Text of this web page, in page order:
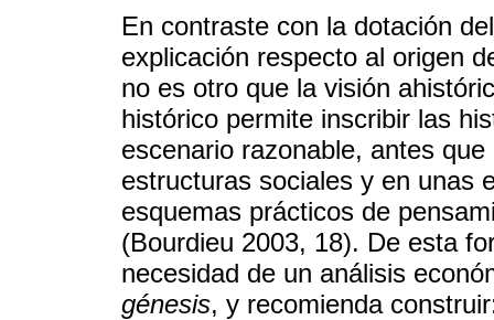
En contraste con la dotación
explicación respecto al origen
no es otro que la visión
histórico permite inscribir las
escenario razonable, antes
estructuras sociales y en unas
esquemas prácticos de
(Bourdieu 2003, 18). De esta
necesidad de un análisis
génesis, y recomienda